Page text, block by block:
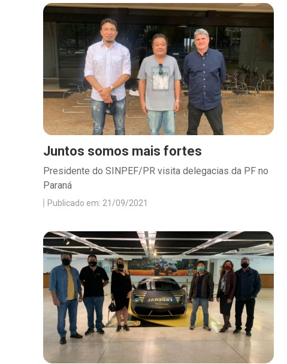
Juntos somos mais fortes
Presidente do SINPEF/PR visita delegacias da PF no
Paraná
Publicado em: 21/09/2021